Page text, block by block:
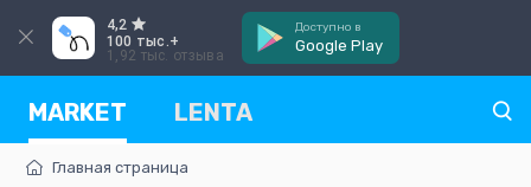
4,2
100 тыс.+
1,92 тыс. отзыва
Доступно в
Google Play
MARKET LENTA
Главная страница